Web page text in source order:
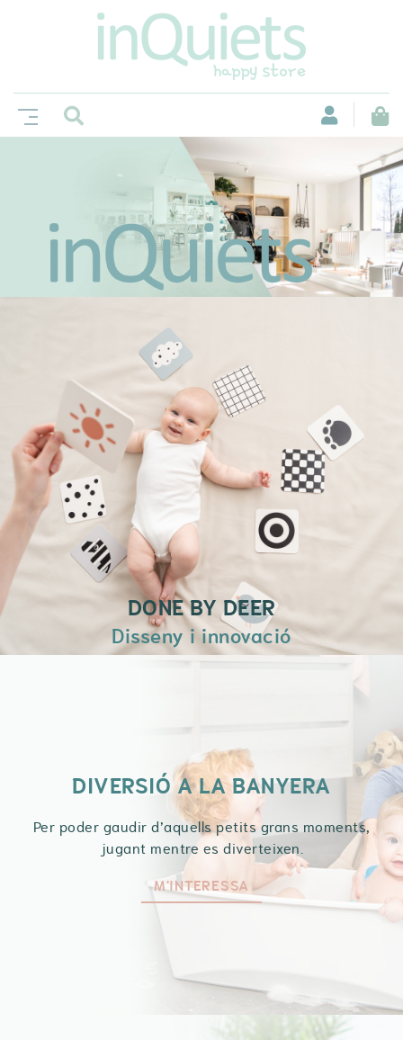
No és només una botiga, sinó un espai
on la curiositat i la felicitat es troben.
Hi trobaràs productes pensats per a
ments inquietes que volen gaudir de
cada moment.
És un lloc per comprar, però també per
jugar, llegir, compartir i crear records
inoblidables.
+ INFORMACIÓ
DONE BY DEER
Disseny i innovació
DIVERSIÓ A LA BANYERA
Per poder gaudir d’aquells petits grans moments,
jugant mentre es diverteixen.
M'INTERESSA